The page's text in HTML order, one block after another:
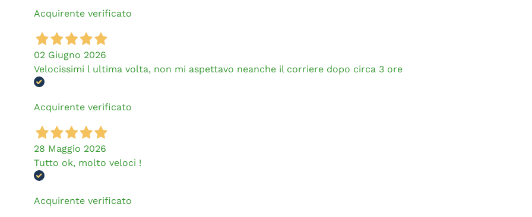
Acquirente verificato
02 Giugno 2026
Velocissimi l ultima volta, non mi aspettavo neanche il corriere dopo circa 3 ore
Acquirente verificato
28 Maggio 2026
Tutto ok, molto veloci !
Acquirente verificato